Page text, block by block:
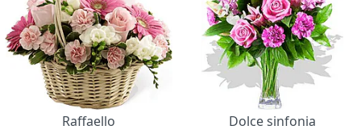
Raffaello
Dolce sinfonia